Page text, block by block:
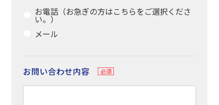
お電話（お急ぎの方はこちらをご選択くださ
い。）
メール
お問い合わせ内容